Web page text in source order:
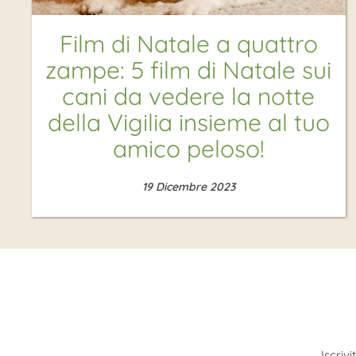
Film di Natale a quattro
zampe: 5 film di Natale sui
cani da vedere la notte
della Vigilia insieme al tuo
amico peloso!
19 Dicembre 2023